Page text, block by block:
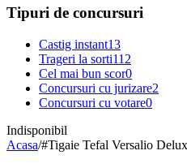
Tipuri de concursuri
Castig instant13
Trageri la sorti112
Cel mai bun scor0
Concursuri cu jurizare2
Concursuri cu votare0
Indisponibil
Acasa/#Tigaie Tefal Versalio